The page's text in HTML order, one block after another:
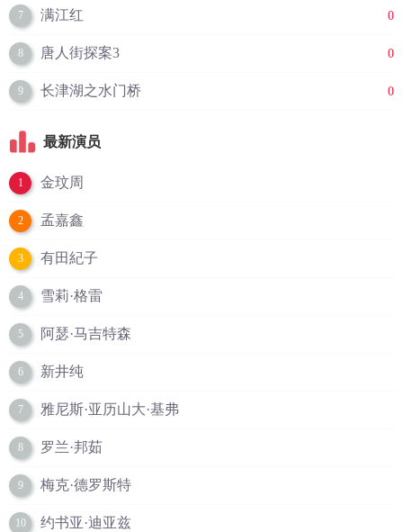
7 满江红 0
8 唐人街探案3 0
9 长津湖之水门桥 0
最新演员
1 金玟周
2 孟嘉鑫
3 有田紀子
4 雪莉·格雷
5 阿瑟·马吉特森
6 新井纯
7 雅尼斯·亚历山大·基弗
8 罗兰·邦茹
9 梅克·德罗斯特
10 约书亚·迪亚兹